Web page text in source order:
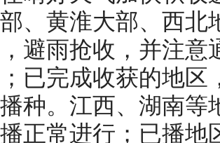
、黄淮大部、西北
避雨抢收，并注意
已完成收获的地区
种。江西、湖南等
正常进行；已播地